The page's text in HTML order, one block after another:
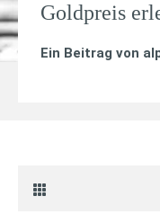
Goldpreis
Ein Beitrag von